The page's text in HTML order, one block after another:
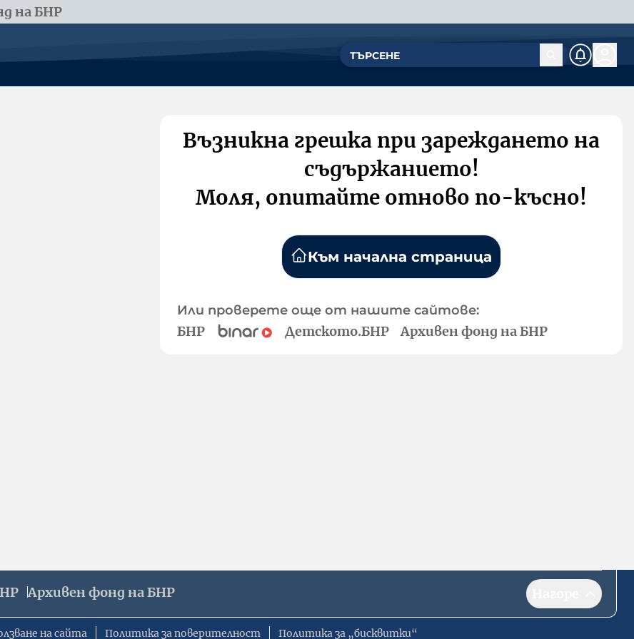
на БНР
Възникна грешка при зареждането на
съдържанието!
Моля, опитайте отново по-късно!
Към начална страница
Или проверете още от нашите сайтове:
БНР Детското.БНР Архивен фонд на БНР
Архивен фонд на БНР
на сайта Политика за поверителност Политика за „бисквитки“